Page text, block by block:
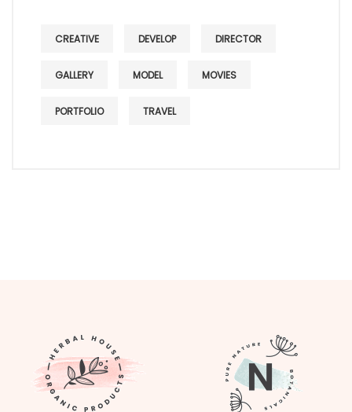
CREATIVE DEVELOP DIRECTOR
GALLERY MODEL MOVIES
PORTFOLIO TRAVEL